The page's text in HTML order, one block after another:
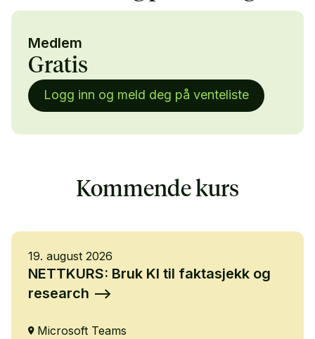
Medlem
Gratis
Logg inn og meld deg på venteliste
Kommende kurs
19. august 2026
NETTKURS: Bruk KI til faktasjekk og
research
Microsoft Teams